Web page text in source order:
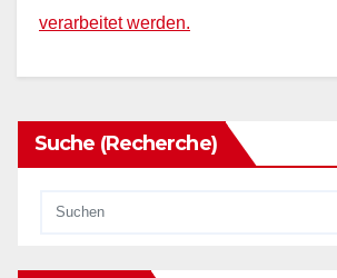
verarbeitet werden.
Suche (Recherche)